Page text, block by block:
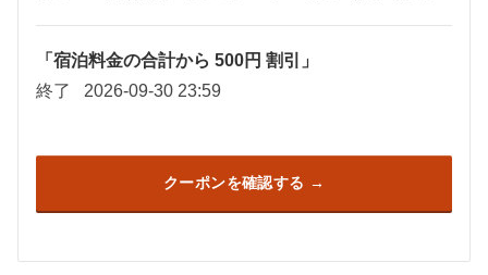
「宿泊料金の合計から 500円 割引」
終了
2026-09-30 23:59
クーポンを確認する